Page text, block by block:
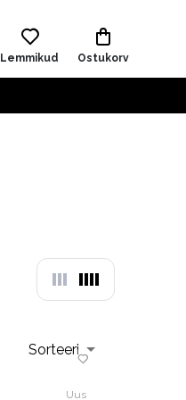
Lemmikud Ostukorv
Sorteeri
Uus